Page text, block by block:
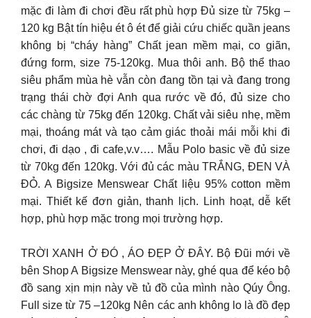
mặc đi làm đi chơi đều rất phù hợp Đủ size từ 75kg –
120 kg Bật tín hiệu ét ô ét để giải cứu chiếc quần jeans
không bị “cháy hàng” Chất jean mềm mại, co giãn,
đứng form, size 75-120kg. Mua thôi anh. Bộ thể thao
siêu phẩm mùa hè vẫn còn đang tồn tại và đang trong
trạng thái chờ đợi Anh qua rước về đó, đủ size cho
các chàng từ 75kg đến 120kg. Chất vải siêu nhẹ, mềm
mại, thoáng mát và tạo cảm giác thoải mái mỗi khi đi
chơi, đi dạo , đi cafe,v.v…. Mẫu Polo basic về đủ size
từ 70kg đến 120kg. Với đủ các màu TRẮNG, ĐEN VÀ
ĐỎ. A Bigsize Menswear Chất liệu 95% cotton mềm
mại. Thiết kế đơn giản, thanh lịch. Linh hoạt, dễ kết
hợp, phù hợp mặc trong mọi trường hợp.
TRỜI XANH Ở ĐÓ , ÁO ĐẸP Ở ĐÂY. Bộ Đũi mới về
bên Shop A Bigsize Menswear này, ghé qua để kéo bộ
đồ sang xịn mịn này về tủ đồ của mình nào Qúy Ông.
Full size từ 75 –120kg Nên các anh không lo là đồ đẹp